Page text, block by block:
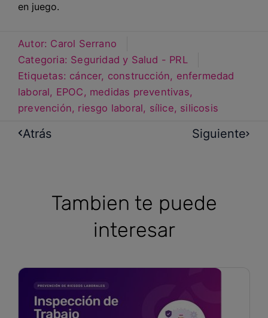
en juego.
Autor: Carol Serrano
Categoria: Seguridad y Salud - PRL
Etiquetas: cáncer, construcción, enfermedad
laboral, EPOC, medidas preventivas,
prevención, riesgo laboral, sílice, silicosis
Atrás Siguiente
Tambien te puede
interesar